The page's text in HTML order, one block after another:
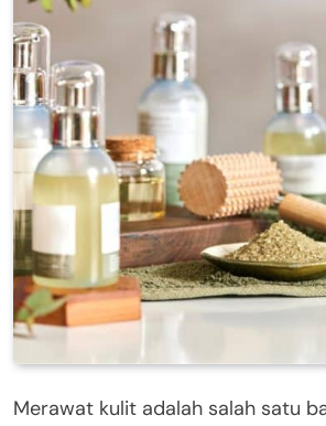
Merawat kulit adalah salah satu